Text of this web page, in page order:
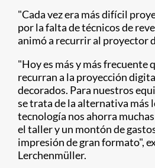
"Cada vez era más difícil
por la falta de técnicos de
animó a recurrir al proyector
"Hoy es más y más frecuente
recurran a la proyección
decorados. Para nuestros
se trata de la alternativa más
tecnología nos ahorra
el taller y un montón de
impresión de gran formato",
Lerchenmüller.